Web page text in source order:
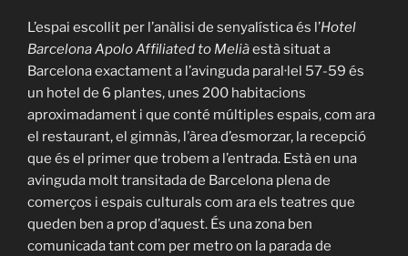
L’espai escollit per l’anàlisi de senyalística és l’Hotel
Barcelona Apolo Affiliated to Meliàestà situat a
Barcelona exactament a l’avinguda paral·lel 57-59 és
un hotel de 6 plantes, unes 200 habitacions
aproximadament i que conté múltiples espais, com ara
el restaurant, el gimnàs, l’àrea d’esmorzar, la recepció
que és el primer que trobem a l’entrada. Està en una
avinguda molt transitada de Barcelona plena de
comerços i espais culturals com ara els teatres que
queden ben a prop d’aquest. És una zona ben
comunicada tant com per metro on la parada de